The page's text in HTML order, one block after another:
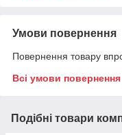
Умови повернення
Повернення товару
Всі умови повернення
Подібні товари